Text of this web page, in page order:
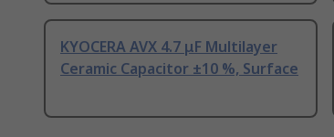
KYOCERA AVX 4.7 μF Multilayer
Ceramic Capacitor ±10 %, Surface